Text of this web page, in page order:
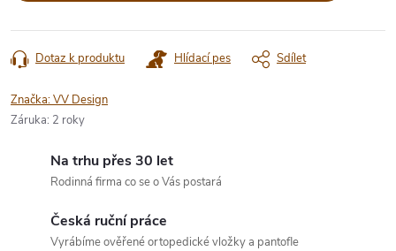
Dotaz k produktu Hlídací pes Sdílet
Značka:VV Design
Záruka: 2 roky
Na trhu přes 30 let
Rodinná firma co se o Vás postará
Česká ruční práce
Vyrábíme ověřené ortopedické vložky a pantofle